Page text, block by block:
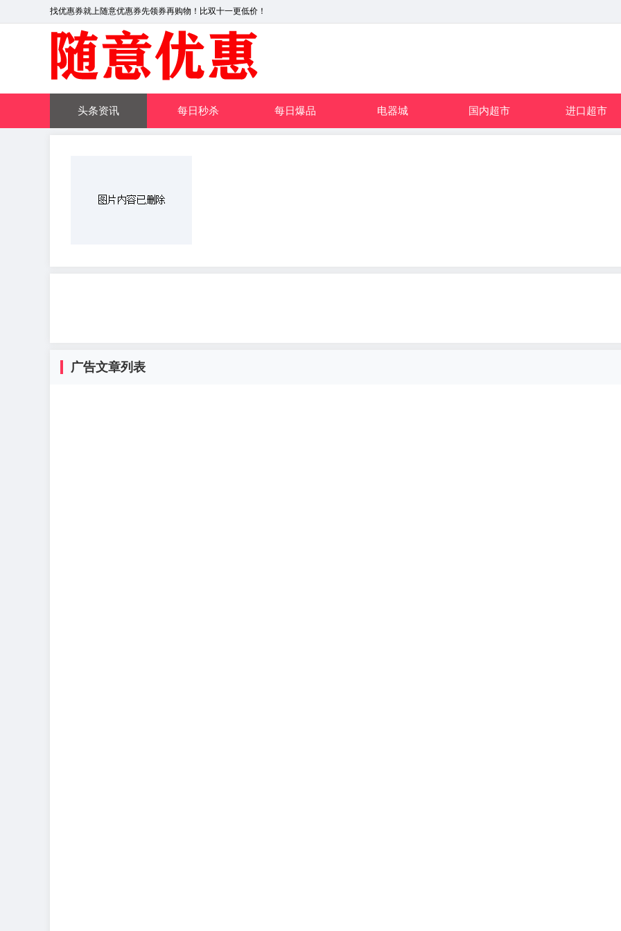
找优惠券就上随意优惠券先领券再购物！比双十一更低价！
头条资讯 每日秒杀 每日爆品 电器城 国内超市 进口超市
广告文章列表